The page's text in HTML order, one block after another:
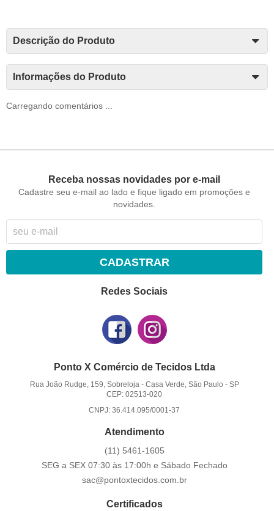
Descrição do Produto
Informações do Produto
Carregando comentários ...
Receba nossas novidades por e-mail
Cadastre seu e-mail ao lado e fique ligado em promoções e
novidades.
CADASTRAR
Redes Sociais
Ponto X Comércio de Tecidos Ltda
Rua João Rudge, 159, Sobreloja- Casa Verde, São Paulo - SP
CEP: 02513-020
CNPJ: 36.414.095/0001-37
Atendimento
(11) 5461-1605
SEG a SEX 07:30 às 17:00h e Sábado Fechado
sac@pontoxtecidos.com.br
Certificados